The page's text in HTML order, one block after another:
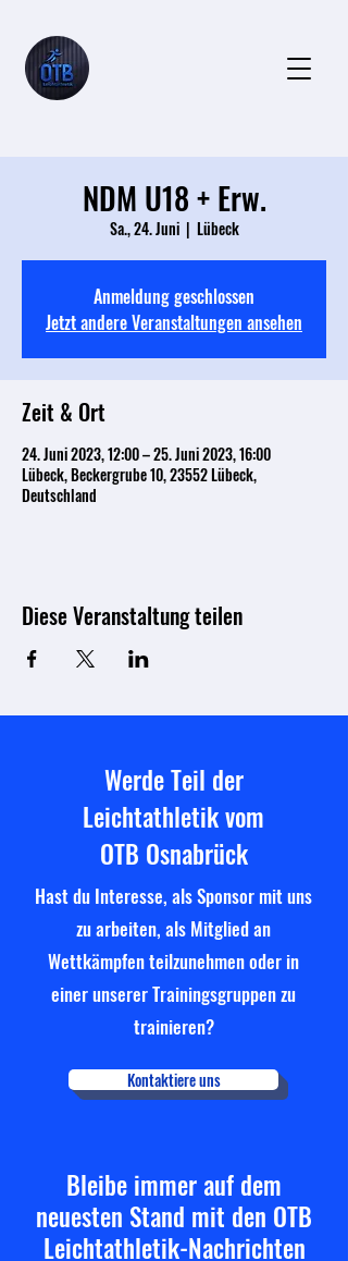
NDM U18 + Erw.
Sa., 24. Juni
  |
Lübeck
Anmeldung geschlossen
Jetzt andere Veranstaltungen ansehen
Zeit & Ort
24. Juni 2023, 12:00 – 25. Juni 2023, 16:00
Lübeck, Beckergrube 10, 23552 Lübeck,
Deutschland
Diese Veranstaltung teilen
Werde Teil der
Leichtathletik vom
OTB Osnabrück
Hast du Interesse, als Sponsor mit uns
zu arbeiten, als Mitglied an
Wettkämpfen teilzunehmen oder in
einer unserer Trainingsgruppen zu
trainieren?
Kontaktiere uns
Bleibe immer auf dem
neuesten Stand mit den OTB
Leichtathletik-Nachrichten